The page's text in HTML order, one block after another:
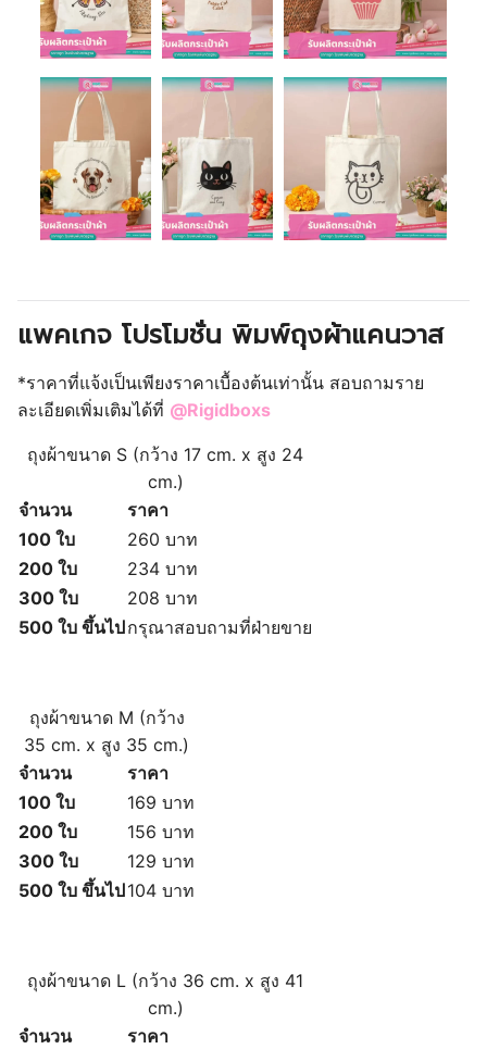
แพคเกจ โปรโมชั่น พิมพ์ถุงผ้าแคนวาส
*ราคาที่แจ้งเป็นเพียงราคาเบื้องต้นเท่านั้น สอบถามราย
ละเอียดเพิ่มเติมได้ที่ @Rigidboxs
ถุงผ้าขนาด S (กว้าง 17 cm. x สูง 24
cm.)
จำนวน
ราคา
100 ใบ
260 บาท
200 ใบ
234 บาท
300 ใบ
208 บาท
500 ใบ ขึ้นไปกรุณาสอบถามที่ฝ่ายขาย
ถุงผ้าขนาด M (กว้าง
35 cm. x สูง 35 cm.)
จำนวน
ราคา
100 ใบ
169 บาท
200 ใบ
156 บาท
300 ใบ
129 บาท
500 ใบ ขึ้นไป104 บาท
ถุงผ้าขนาด L (กว้าง 36 cm. x สูง 41
cm.)
จำนวน
ราคา